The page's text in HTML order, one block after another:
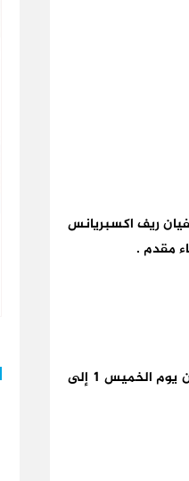
ريف اكسبريانس
مقدم .
هذا و تجدر الإشارة إلى أن فعاليات الدورة الثالثة لمهرجان رياس احوذرين نظمت ابتداء من يوم الخميس 1 إلى